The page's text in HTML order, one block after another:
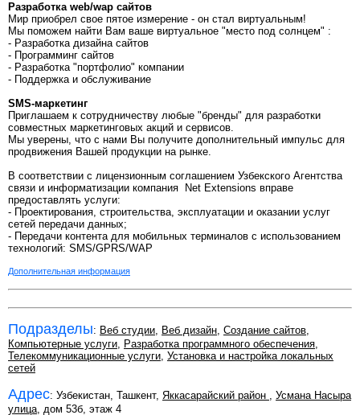
Разработка web/wap сайтов
Мир приобрел свое пятое измерение - он стал виртуальным!
Мы поможем найти Вам ваше виртуальное "место под солнцем" :
- Разработка дизайна сайтов
- Программинг сайтов
- Разработка "портфолио" компании
- Поддержка и обслуживание
SMS-маркетинг
Приглашаем к сотрудничеству любые "бренды" для разработки
совместных маркетинговых акций и сервисов.
Мы уверены, что с нами Вы получите дополнительный импульс для
продвижения Вашей продукции на рынке.
В соответствии с лицензионным соглашением Узбекского Агентства
связи и информатизации компания Net Extensions вправе
предоставлять услуги:
- Проектирования, строительства, эксплуатации и оказании услуг
сетей передачи данных;
- Передачи контента для мобильных терминалов с использованием
технологий: SMS/GPRS/WAP
Дополнительная информация
Подразделы: Веб студии, Веб дизайн, Создание сайтов,
Компьютерные услуги, Разработка программного обеспечения,
Телекоммуникационные услуги, Установка и настройка локальных
сетей
Адрес: Узбекистан, Ташкент, Яккасарайский район , Усмана Насыра
улица, дом 53б, этаж 4